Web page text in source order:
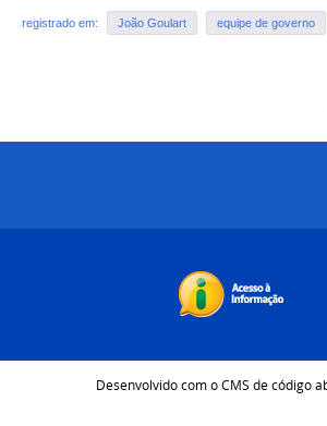
registrado em: João Goulart equipe de governo
Desenvolvido com o CMS de código